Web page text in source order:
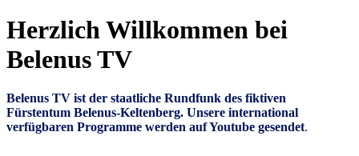
Herzlich Willkommen bei
Belenus TV
Belenus TV ist der staatliche Rundfunk des fiktiven
Fürstentum Belenus-Keltenberg. Unsere international
verfügbaren Programme werden auf Youtube gesendet.